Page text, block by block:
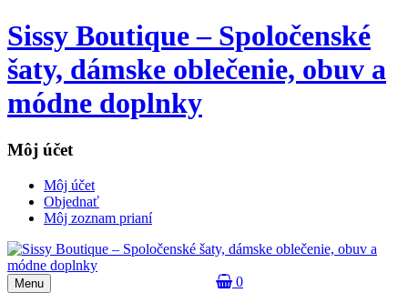
Sissy Boutique – Spoločenské
šaty, dámske oblečenie, obuv a
módne doplnky
Môj účet
Môj účet
Objednať
Môj zoznam prianí
0
Menu